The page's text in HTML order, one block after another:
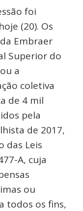
foi
(20). Os
Embraer
Superior do
a
coletiva
de 4 mil
pela
de 2017,
das Leis
A, cuja
ou
todos os fins,